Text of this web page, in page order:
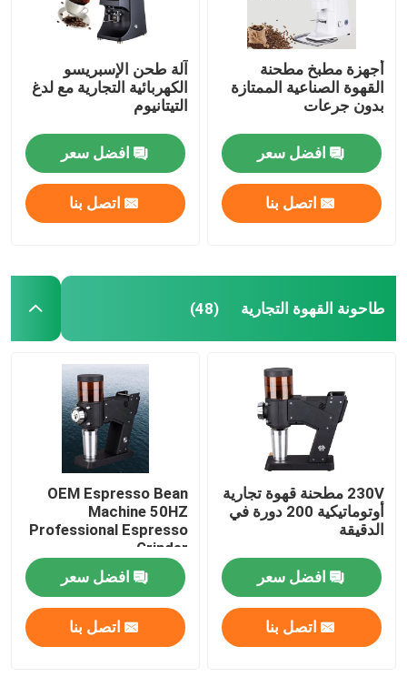
أجهزة مطبخ مطحنة
القهوة الصناعية الممتازة
بدون جرعات
افضل سعر
اتصل بنا
آلة طحن الإسبريسو
الكهربائية التجارية مع لدغ
التيتانيوم
افضل سعر
اتصل بنا
طاحونة القهوة التجارية (48)
230V مطحنة قهوة تجارية
أوتوماتيكية 200 دورة في
الدقيقة
افضل سعر
اتصل بنا
OEM Espresso Bean
Machine 50HZ
Professional Espresso
Grinder
افضل سعر
اتصل بنا